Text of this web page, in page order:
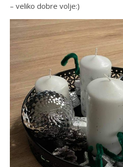
– veliko dobre volje:)